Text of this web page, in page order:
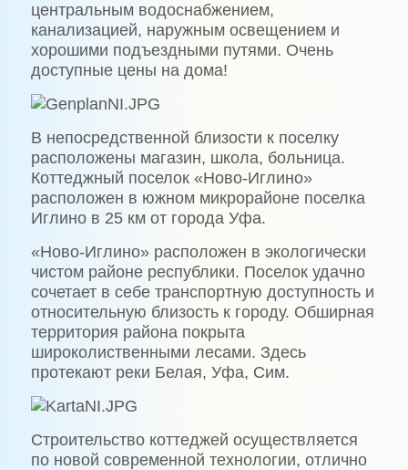
центральным водоснабжением,
канализацией, наружным освещением и
хорошими подъездными путями. Очень
доступные цены на дома!
В непосредственной близости к поселку
расположены магазин, школа, больница.
Коттеджный поселок «Ново-Иглино»
расположен в южном микрорайоне поселка
Иглино в 25 км от города Уфа.
«Ново-Иглино» расположен в экологически
чистом районе республики. Поселок удачно
сочетает в себе транспортную доступность и
относительную близость к городу. Обширная
территория района покрыта
широколиственными лесами. Здесь
протекают реки Белая, Уфа, Сим.
Строительство коттеджей осуществляется
по новой современной технологии, отлично